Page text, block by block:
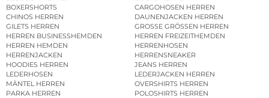
BOXERSHORTS
CARGOHOSEN HERREN
CHINOS HERREN
DAUNENJACKEN HERREN
GILETS HERREN
GROSSE GRÖSSEN HERREN
HERREN BUSINESSHEMDEN
HERREN FREIZEITHEMDEN
HERREN HEMDEN
HERRENHOSEN
HERRENJACKEN
HERRENSNEAKER
HOODIES HERREN
JEANS HERREN
LEDERHOSEN
LEDERJACKEN HERREN
MÄNTEL HERREN
OVERSHIRTS HERREN
PARKA HERREN
POLOSHIRTS HERREN